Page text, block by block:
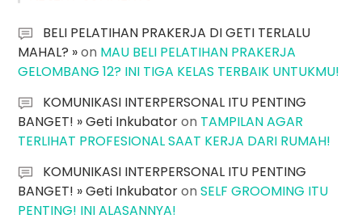
BELI PELATIHAN PRAKERJA DI GETI TERLALU
MAHAL? »on MAU BELI PELATIHAN PRAKERJA
GELOMBANG 12? INI TIGA KELAS TERBAIK UNTUKMU!
KOMUNIKASI INTERPERSONAL ITU PENTING
BANGET! » Geti Inkubatoron TAMPILAN AGAR
TERLIHAT PROFESIONAL SAAT KERJA DARI RUMAH!
KOMUNIKASI INTERPERSONAL ITU PENTING
BANGET! » Geti InkubatoronSELF GROOMING ITU
PENTING! INI ALASANNYA!